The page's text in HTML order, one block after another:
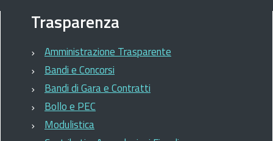
Trasparenza
Amministrazione Trasparente
Bandi e Concorsi
Bandi di Gara e Contratti
Bollo e PEC
Modulistica